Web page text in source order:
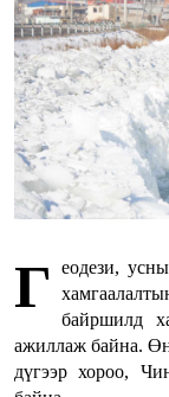
Г
еодези,
байршилд
ажиллаж байна.
дүгээр хороо,